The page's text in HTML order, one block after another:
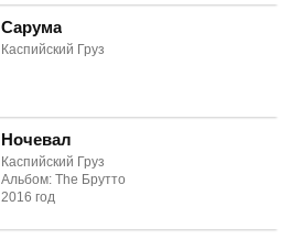
Сарума
Каспийский Груз
Ночевал
Каспийский Груз
Альбом: The Брутто
2016 год